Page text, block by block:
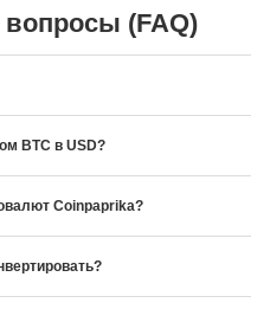
(FAQ)
BTC в USD?
Coinpaprika?